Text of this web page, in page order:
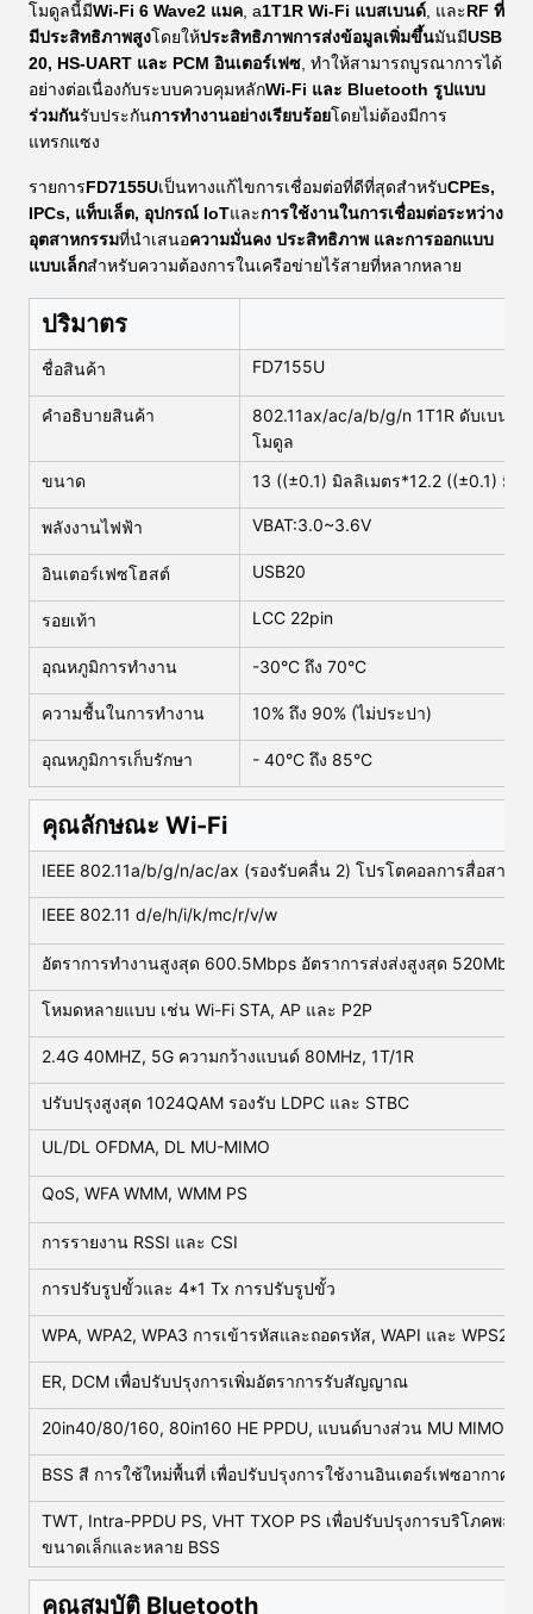
โมดูลนี้มีWi-Fi 6 Wave2 แมค , a1T1R Wi-Fi แบสเบนด์ , และRF ที่
มีประสิทธิภาพสูงโดยให้ประสิทธิภาพการส่งข้อมูลเพิ่มขึ้นมันมีUSB
20, HS-UART และ PCM อินเตอร์เฟซ , ทําให้สามารถบูรณาการได้
อย่างต่อเนื่องกับระบบควบคุมหลักWi-Fi และ Bluetooth รูปแบบ
ร่วมกันรับประกันการทํางานอย่างเรียบร้อยโดยไม่ต้องมีการ
แทรกแซง
รายการFD7155Uเป็นทางแก้ไขการเชื่อมต่อที่ดีที่สุดสําหรับCPEs,
IPCs, แท็บเล็ต, อุปกรณ์ IoTและการใช้งานในการเชื่อมต่อระหว่าง
อุตสาหกรรมที่นําเสนอความมั่นคง ประสิทธิภาพ และการออกแบบ
แบบเล็กสําหรับความต้องการในเครือข่ายไร้สายที่หลากหลาย
ปริมาตร
ชื่อสินค้า FD7155U
คําอธิบายสินค้า
802.11ax/ac/a/b/g/n 1T1R ดับเบนด์
โมดูล
ขนาด
13 ((±0.1) มิลลิเมตร*12.2 ((±0.1) มิล
พลังงานไฟฟ้า VBAT:3.0~3.6V
อินเตอร์เฟซโฮสต์ USB20
รอยเท้า LCC 22pin
อุณหภูมิการทํางาน -30°C ถึง 70°C
ความชื้นในการทํางาน 10% ถึง 90% (ไม่ประปา)
อุณหภูมิการเก็บรักษา - 40°C ถึง 85°C
คุณลักษณะ Wi-Fi
IEEE 802.11a/b/g/n/ac/ax (รองรับคลื่น 2) โปรโตคอลการสื่อสาร
IEEE 802.11 d/e/h/i/k/mc/r/v/w
อัตราการทํางานสูงสุด 600.5Mbps อัตราการส่งส่งสูงสุด 520Mbps
โหมดหลายแบบ เช่น Wi-Fi STA, AP และ P2P
2.4G 40MHZ, 5G ความกว้างแบนด์ 80MHz, 1T/1R
ปรับปรุงสูงสุด 1024QAM รองรับ LDPC และ STBC
UL/DL OFDMA, DL MU-MIMO
QoS, WFA WMM, WMM PS
การรายงาน RSSI และ CSI
การปรับรูปขั้วและ 4*1 Tx การปรับรูปขั้ว
WPA, WPA2, WPA3 การเข้ารหัสและถอดรหัส, WAPI และ WPS20
ER, DCM เพื่อปรับปรุงการเพิ่มอัตราการรับสัญญาณ
20in40/80/160, 80in160 HE PPDU, แบนด์บางส่วน MU MIMO เ
BSS สี การใช้ใหม่พื้นที่ เพื่อปรับปรุงการใช้งานอินเตอร์เฟซอากาศ
TWT, Intra-PPDU PS, VHT TXOP PS เพื่อปรับปรุงการบริโภคพ
ขนาดเล็กและหลาย BSS
คุณสมบัติ Bluetooth